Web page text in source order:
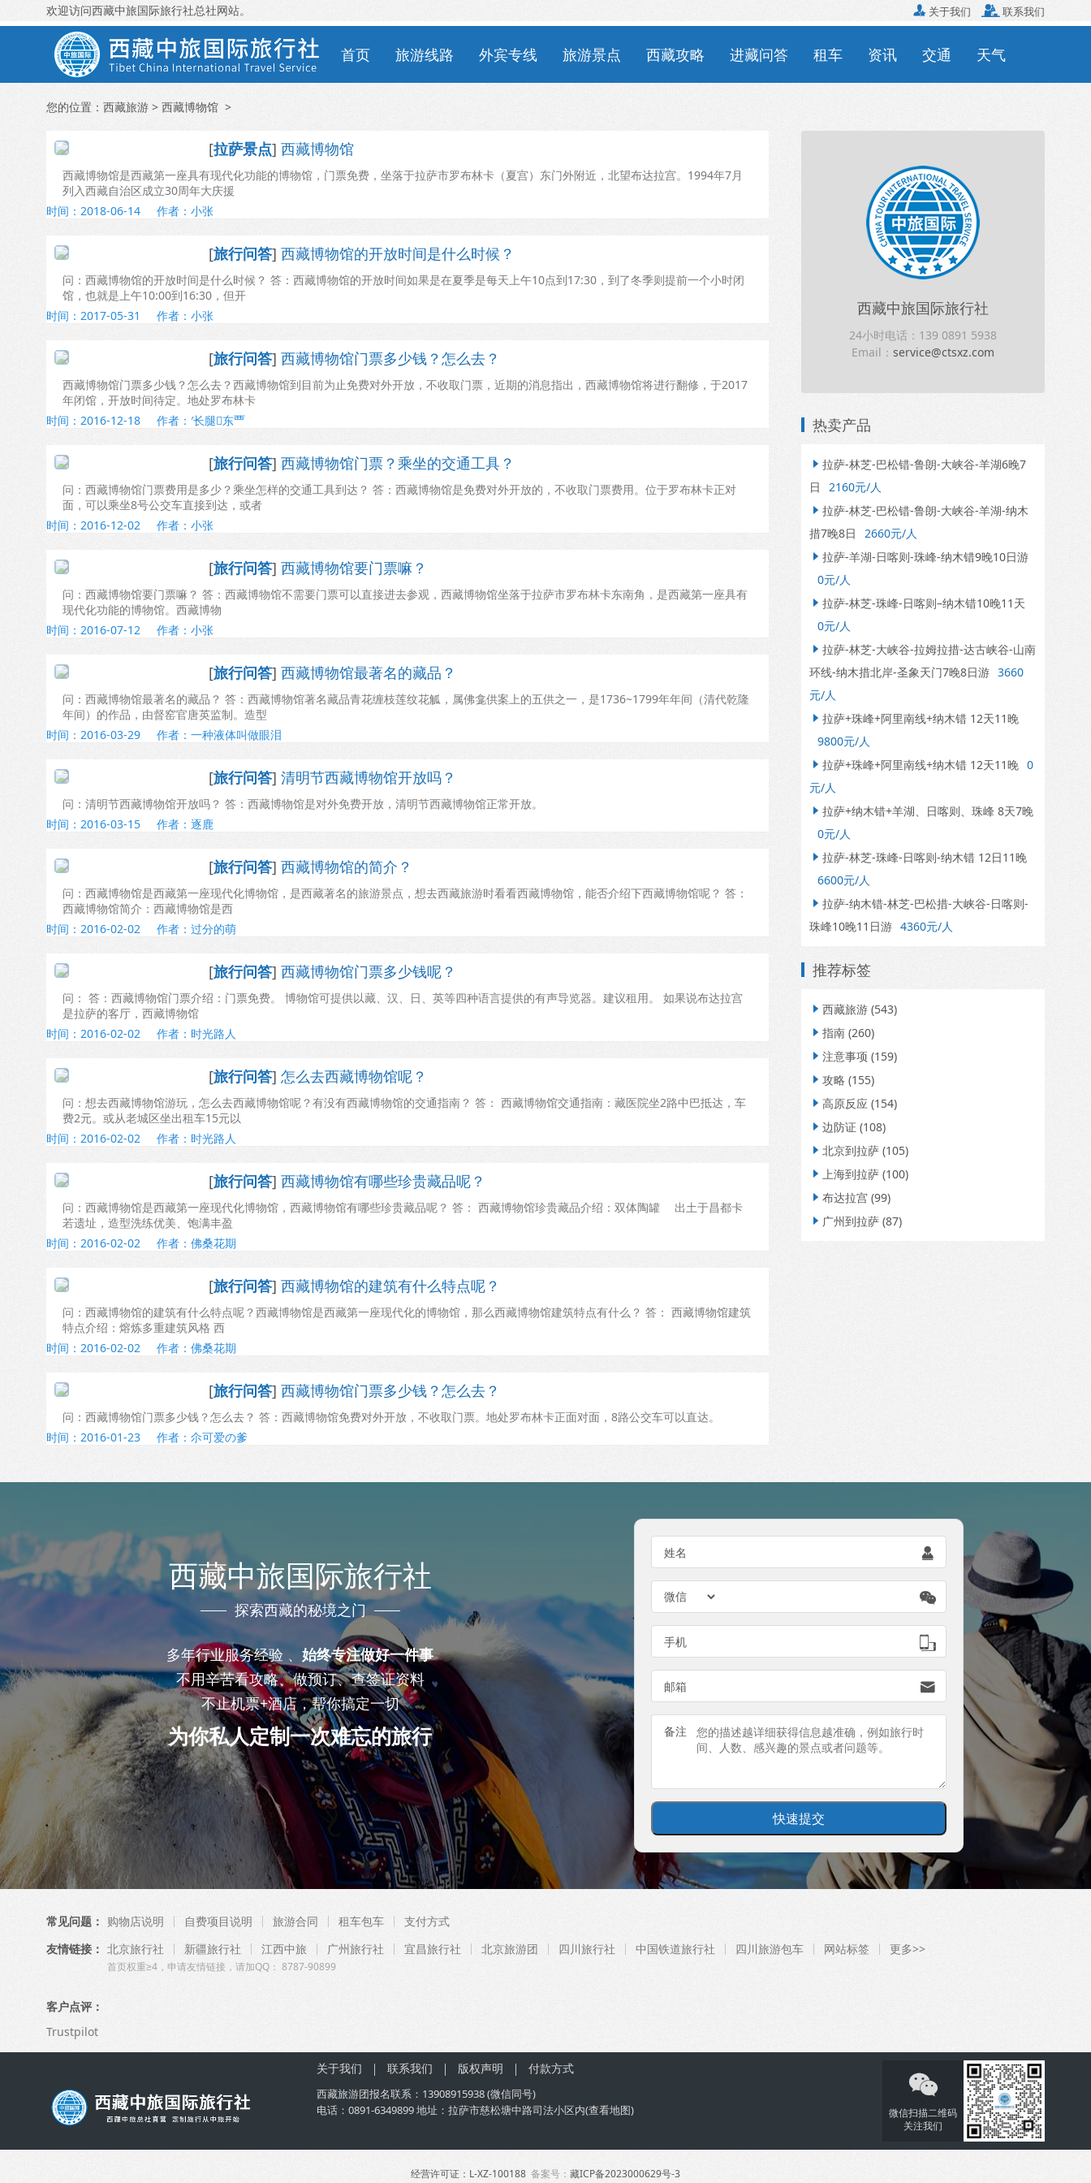
欢迎访问西藏中旅国际旅行社总社网站。  关于我们  联系我们
首页 旅游线路 外宾专线 旅游景点 西藏攻略 进藏问答 租车 资讯 交通 天气
您的位置： 西藏旅游 > 西藏博物馆 >
[拉萨景点] 西藏博物馆
西藏博物馆是西藏第一座具有现代化功能的博物馆，门票免费，坐落于拉萨市罗布林卡（夏宫）东门外附近，北望布达拉宫。1994年7月
列入西藏自治区成立30周年大庆援
时间：2018-06-14
作者：小张
[旅行问答] 西藏博物馆的开放时间是什么时候？
问：西藏博物馆的开放时间是什么时候？ 答：西藏博物馆的开放时间如果是在夏季是每天上午10点到17:30，到了冬季则提前一个小时闭
馆，也就是上午10:00到16:30，但开
时间：2017-05-31
作者：小张
[旅行问答] 西藏博物馆门票多少钱？怎么去？
西藏博物馆门票多少钱？怎么去？西藏博物馆到目前为止免费对外开放，不收取门票，近期的消息指出，西藏博物馆将进行翻修，于2017
年闭馆，开放时间待定。地处罗布林卡
时间：2016-12-18
作者：′长腿东覀
[旅行问答] 西藏博物馆门票？乘坐的交通工具？
问：西藏博物馆门票费用是多少？乘坐怎样的交通工具到达？ 答：西藏博物馆是免费对外开放的，不收取门票费用。位于罗布林卡正对
面，可以乘坐8号公交车直接到达，或者
时间：2016-12-02
作者：小张
[旅行问答] 西藏博物馆要门票嘛？
问：西藏博物馆要门票嘛？ 答：西藏博物馆不需要门票可以直接进去参观，西藏博物馆坐落于拉萨市罗布林卡东南角，是西藏第一座具有
现代化功能的博物馆。西藏博物
时间：2016-07-12
作者：小张
[旅行问答] 西藏博物馆最著名的藏品？
问：西藏博物馆最著名的藏品？ 答：西藏博物馆著名藏品青花缠枝莲纹花觚，属佛龛供案上的五供之一，是1736~1799年年间（清代乾隆
年间）的作品，由督窑官唐英监制。造型
时间：2016-03-29
作者：一种液体叫做眼泪
[旅行问答] 清明节西藏博物馆开放吗？
问：清明节西藏博物馆开放吗？ 答：西藏博物馆是对外免费开放，清明节西藏博物馆正常开放。
时间：2016-03-15
作者：逐鹿
[旅行问答] 西藏博物馆的简介？
问：西藏博物馆是西藏第一座现代化博物馆，是西藏著名的旅游景点，想去西藏旅游时看看西藏博物馆，能否介绍下西藏博物馆呢？ 答：
西藏博物馆简介：西藏博物馆是西
时间：2016-02-02
作者：过分的萌
[旅行问答] 西藏博物馆门票多少钱呢？
问： 答：西藏博物馆门票介绍：门票免费。 博物馆可提供以藏、汉、日、英等四种语言提供的有声导览器。建议租用。 如果说布达拉宫
是拉萨的客厅，西藏博物馆
时间：2016-02-02
作者：时光路人
[旅行问答] 怎么去西藏博物馆呢？
问：想去西藏博物馆游玩，怎么去西藏博物馆呢？有没有西藏博物馆的交通指南？ 答： 西藏博物馆交通指南：藏医院坐2路中巴抵达，车
费2元。或从老城区坐出租车15元以
时间：2016-02-02
作者：时光路人
[旅行问答] 西藏博物馆有哪些珍贵藏品呢？
问：西藏博物馆是西藏第一座现代化博物馆，西藏博物馆有哪些珍贵藏品呢？ 答： 西藏博物馆珍贵藏品介绍：双体陶罐 出土于昌都卡
若遗址，造型洗练优美、饱满丰盈
时间：2016-02-02
作者：佛桑花期
[旅行问答] 西藏博物馆的建筑有什么特点呢？
问：西藏博物馆的建筑有什么特点呢？西藏博物馆是西藏第一座现代化的博物馆，那么西藏博物馆建筑特点有什么？ 答： 西藏博物馆建筑
特点介绍：熔炼多重建筑风格 西
时间：2016-02-02
作者：佛桑花期
[旅行问答] 西藏博物馆门票多少钱？怎么去？
问：西藏博物馆门票多少钱？怎么去？ 答：西藏博物馆免费对外开放，不收取门票。地处罗布林卡正面对面，8路公交车可以直达。
时间：2016-01-23
作者：尒可爱の爹
西藏中旅国际旅行社
24小时电话：139 0891 5938
Email： service@ctsxz.com
热卖产品
 拉萨-林芝-巴松错-鲁朗-大峡谷-羊湖6晚7
日
2160元/人
 拉萨-林芝-巴松错-鲁朗-大峡谷-羊湖-纳木
措7晚8日
2660元/人
 拉萨-羊湖-日喀则-珠峰-纳木错9晚10日游
0元/人
 拉萨-林芝-珠峰-日喀则–纳木错10晚11天
0元/人
 拉萨-林芝-大峡谷-拉姆拉措-达古峡谷-山南
环线-纳木措北岸-圣象天门7晚8日游 3660
元/人
 拉萨+珠峰+阿里南线+纳木错 12天11晚
9800元/人
 拉萨+珠峰+阿里南线+纳木错 12天11晚 0
元/人
 拉萨+纳木错+羊湖、日喀则、珠峰 8天7晚
0元/人
 拉萨-林芝-珠峰-日喀则-纳木错 12日11晚
6600元/人
 拉萨-纳木错-林芝-巴松措-大峡谷-日喀则-
珠峰10晚11日游 4360元/人
推荐标签
 西藏旅游 (543)
 指南 (260)
 注意事项 (159)
 攻略 (155)
 高原反应 (154)
 边防证 (108)
 北京到拉萨 (105)
 上海到拉萨 (100)
 布达拉宫 (99)
 广州到拉萨 (87)
西藏中旅国际旅行社
探索西藏的秘境之门
多年行业服务经验 、 始终专注做好一件事
不用辛苦看攻略、做预订、查签证资料
不止机票+酒店，帮你搞定一切
为你私人定制一次难忘的旅行
姓名 

手机 
邮箱 
备注
常见问题： 购物店说明 自费项目说明 旅游合同 租车包车
支付方式
友情链接： 北京旅行社 新疆旅行社 江西中旅 广州旅行社 宜昌旅行社 北京旅游团 四川旅行社 中国铁道旅行社 四川旅游包车 网站标签 更多>>
首页权重≥4，申请友情链接，请加QQ： 8787-90899
客户点评：
Trustpilot
关于我们 联系我们 版权声明 付款方式
西藏旅游团报名联系： 13908915938(微信同号)
电话：0891-6349899 地址：拉萨市慈松塘中路司法小区内(查看地图)

微信扫描二维码
关注我们
经营许可证：L-XZ-100188 备案号： 藏ICP备2023000629号-3